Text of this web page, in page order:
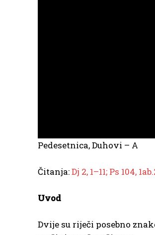
Pedesetnica, Duhovi – A
Čitanja:Dj 2, 1–11; Ps 104,
Uvod
Dvije su riječi posebno